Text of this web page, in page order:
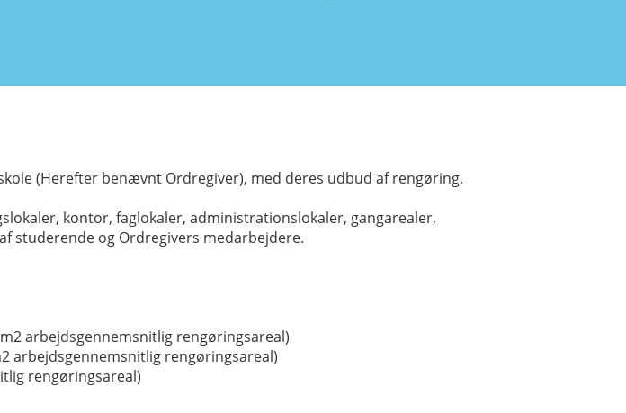
(Herefter benævnt Ordregiver), med deres udbud af rengøring.
kontor, faglokaler, administrationslokaler, gangarealer,
studerende og Ordregivers medarbejdere.
arbejdsgennemsnitlig rengøringsareal)
arbejdsgennemsnitlig rengøringsareal)
rengøringsareal)